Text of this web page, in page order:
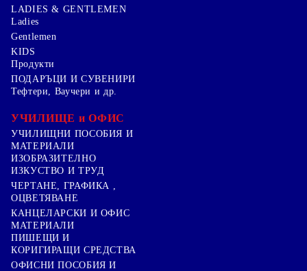
LADIES & GENTLEMEN
Ladies
Gentlemen
KIDS
Продукти
ПОДАРЪЦИ И СУВЕНИРИ
Тефтери, Ваучери и др.
УЧИЛИЩЕ и ОФИС
УЧИЛИЩНИ ПОСОБИЯ И
МАТЕРИАЛИ
ИЗОБРАЗИТЕЛНО
ИЗКУСТВО И ТРУД
ЧЕРТАНЕ, ГРАФИКА ,
ОЦВЕТЯВАНЕ
КАНЦЕЛАРСКИ И ОФИС
МАТЕРИАЛИ
ПИШЕЩИ И
КОРИГИРАЩИ СРЕДСТВА
ОФИСНИ ПОСОБИЯ И